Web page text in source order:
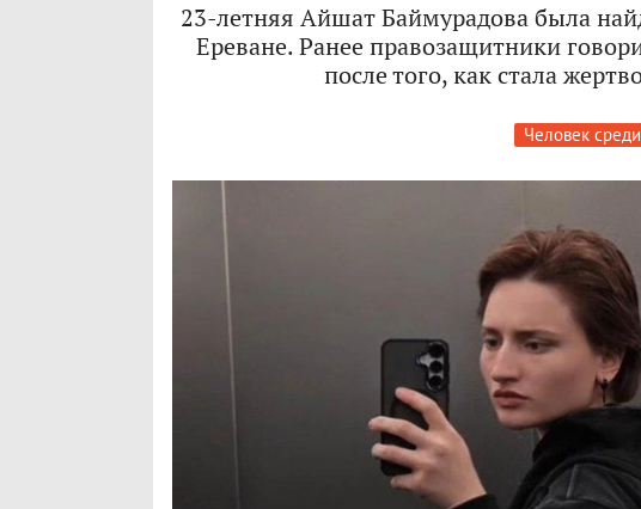
23-летняя Айшат Баймурадова была
Ереване. Ранее правозащитники
после того, как стала
Человек